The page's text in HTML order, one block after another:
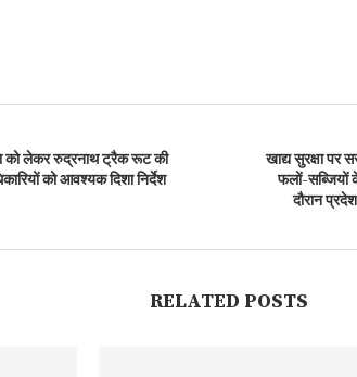
को लेकर रुद्रनाथ ट्रैक रूट की
को आवश्यक दिशा निर्देश
खाद्य सुरक्षा
फलों-सब्जियों
दौरान
RELATED POSTS